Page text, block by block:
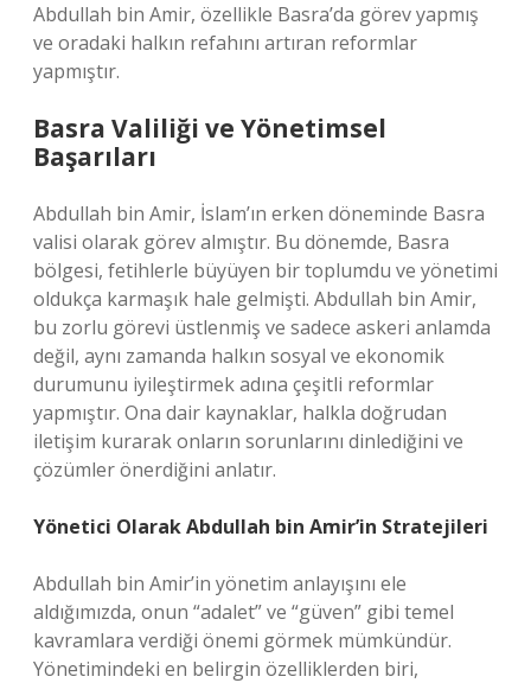
Abdullah bin Amir, özellikle Basra’da görev yapmış
ve oradaki halkın refahını artıran reformlar
yapmıştır.
Basra Valiliği ve Yönetimsel
Başarıları
Abdullah bin Amir, İslam’ın erken döneminde Basra
valisi olarak görev almıştır. Bu dönemde, Basra
bölgesi, fetihlerle büyüyen bir toplumdu ve yönetimi
oldukça karmaşık hale gelmişti. Abdullah bin Amir,
bu zorlu görevi üstlenmiş ve sadece askeri anlamda
değil, aynı zamanda halkın sosyal ve ekonomik
durumunu iyileştirmek adına çeşitli reformlar
yapmıştır. Ona dair kaynaklar, halkla doğrudan
iletişim kurarak onların sorunlarını dinlediğini ve
çözümler önerdiğini anlatır.
Yönetici Olarak Abdullah bin Amir’in Stratejileri
Abdullah bin Amir’in yönetim anlayışını ele
aldığımızda, onun “adalet” ve “güven” gibi temel
kavramlara verdiği önemi görmek mümkündür.
Yönetimindeki en belirgin özelliklerden biri,